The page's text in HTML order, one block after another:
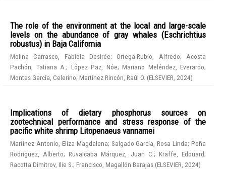
The role of the environment at the local and large-scale
levels on the abundance of gray whales (Eschrichtius
robustus) in Baja California
Molina Carrasco, Fabiola Desirée;Ortega-Rubio, Alfredo; Acosta
Pachón, Tatiana A. ; López Paz, Nóe; Mariano Meléndez, Everardo;
Montes García, Celerino; Martínez Rincón, Raúl O. (ELSEVIER 2024)
Implications of dietary phosphorus sources on
zootechnical performance and stress response of the
pacific white shrimp Litopenaeus vannamei
Martinez Antonio, Eliza Magdalena; Salgado García, Rosa Linda; Peña
Rodríguez, Alberto;Ruvalcaba Márquez, Juan C. ; Kraffe, Edouard;
Racotta Dimitrov, Ilie S. ; Francisco, Magallón Barajas (ELSEVIER 2024)